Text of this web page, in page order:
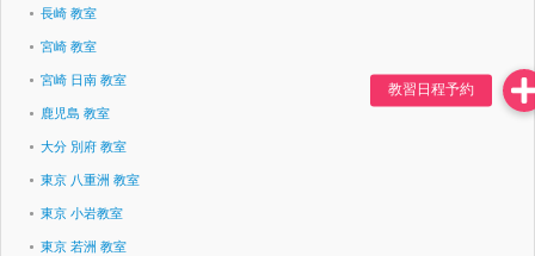
長崎 教室
宮崎 教室
宮崎 日南 教室
鹿児島 教室
大分 別府 教室
東京 八重洲 教室
東京 小岩教室
東京 若洲 教室